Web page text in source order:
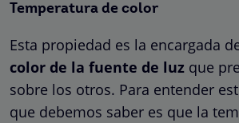
Temperatura de color
Esta propiedad es la encargada
color de la fuente de luz que
sobre los otros. Para entender
que debemos saber es que la